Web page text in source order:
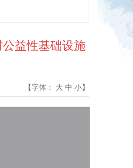
益性基础设施
【字体： 大 中 小】